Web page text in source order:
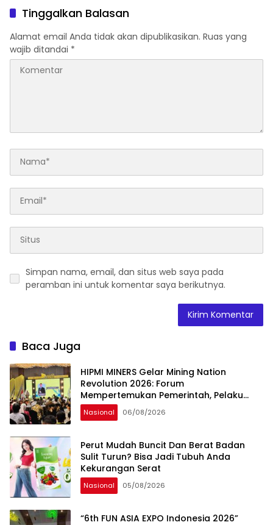
Djojohadikusumo Anti
Penjajahan (Pergolakan
Ekonomi Politik Indonesia)
& Simposium Nasional
“Urgensi Undang-Undang
Perekonomian Nasional
dan Kesejahteraan Sosial
Tinggalkan Balasan
Alamat email Anda tidak akan dipublikasikan. Ruas yang
wajib ditandai *
Simpan nama, email, dan situs web saya pada
peramban ini untuk komentar saya berikutnya.
Baca Juga
HIPMI MINERS Gelar Mining Nation
Revolution 2026: Forum
Mempertemukan Pemerintah, Pelaku
Industri, Investor, Akademisi, dan
Pengusaha dalam Mendukung
Nasional 06/08/2026
Perut Mudah Buncit Dan Berat Badan
Sulit Turun? Bisa Jadi Tubuh Anda
Kekurangan Serat
Nasional 05/08/2026
“6th FUN ASIA EXPO Indonesia 2026”